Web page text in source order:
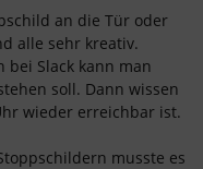
an die Tür oder
alle sehr kreativ.
bei Slack kann man
soll. Dann wissen
wieder erreichbar ist.
musste es